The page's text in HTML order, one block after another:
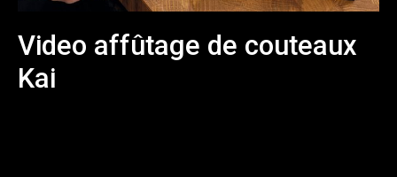
Video affûtage de couteaux
Kai